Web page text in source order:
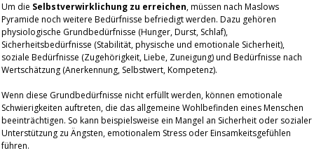
Um die Selbstverwirklichung zu erreichen, müssen nach Maslows
Pyramide noch weitere Bedürfnisse befriedigt werden. Dazu gehören
physiologische Grundbedürfnisse (Hunger, Durst, Schlaf),
Sicherheitsbedürfnisse (Stabilität, physische und emotionale Sicherheit),
soziale Bedürfnisse (Zugehörigkeit, Liebe, Zuneigung) und Bedürfnisse nach
Wertschätzung (Anerkennung, Selbstwert, Kompetenz).
Wenn diese Grundbedürfnisse nicht erfüllt werden, können emotionale
Schwierigkeiten auftreten, die das allgemeine Wohlbefinden eines Menschen
beeinträchtigen. So kann beispielsweise ein Mangel an Sicherheit oder sozialer
Unterstützung zu Ängsten, emotionalem Stress oder Einsamkeitsgefühlen
führen.